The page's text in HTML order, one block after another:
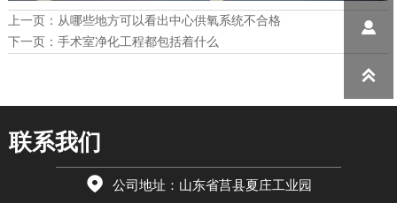
上一页： 从哪些地方可以看出中心供氧系统不合格
下一页： 手术室净化工程都包括着什么
联系我们
 公司地址：山东省莒县夏庄工业园

